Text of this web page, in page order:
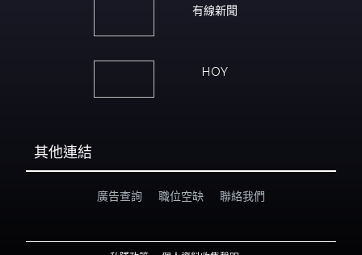
有線新聞
HOY
其他連結
廣告查詢 職位空缺 聯絡我們